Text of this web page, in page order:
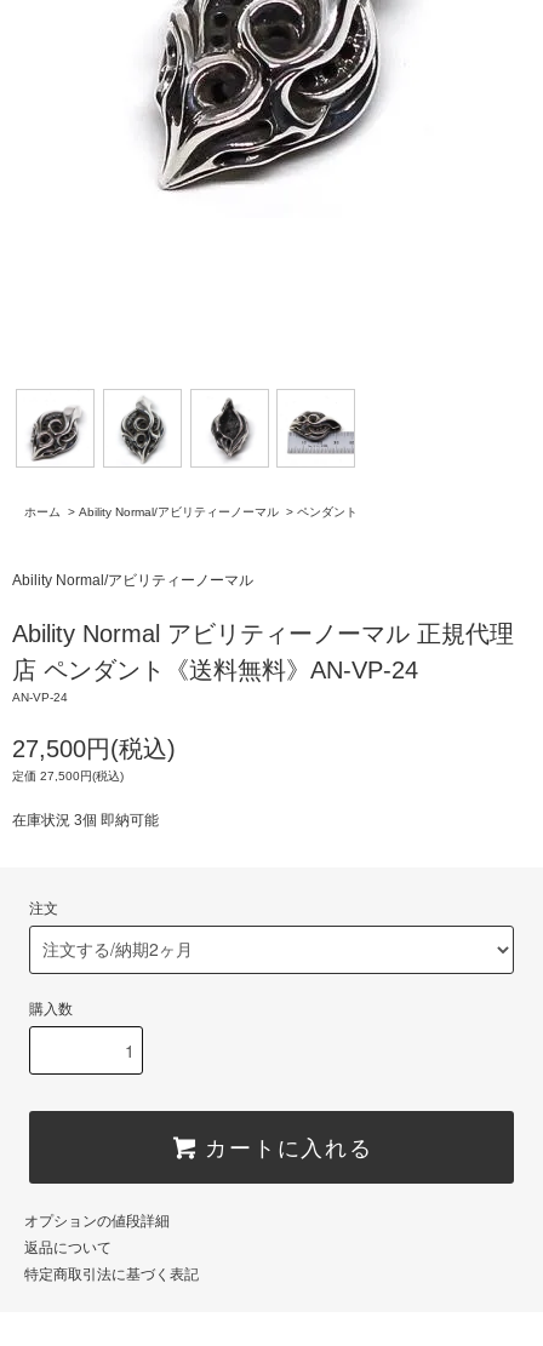
ホーム > Ability Normal/アビリティーノーマル > ペンダント
Ability Normal/アビリティーノーマル
Ability Normal アビリティーノーマル 正規代理
店 ペンダント《送料無料》AN-VP-24
AN-VP-24
27,500円(税込)
定価 27,500円(税込)
在庫状況 3個 即納可能
注文
購入数
カートに入れる
オプションの値段詳細
返品について
特定商取引法に基づく表記